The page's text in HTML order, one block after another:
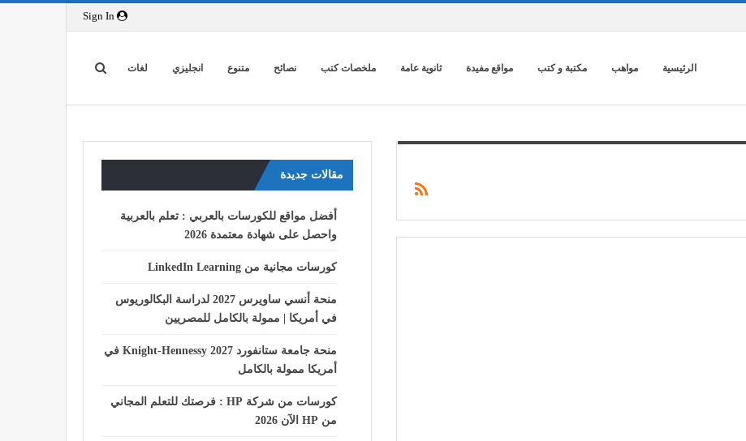
الرئيسية مواهب مكتبة و كتب مواقع مفيدة ثانوية عامة ملخصات كتب نصائح متنوع انجليزي لغات
مقالات جديدة
أفضل مواقع للكورسات بالعربي : تعلم بالعربية
واحصل على شهادة معتمدة 2026
كورسات مجانية من LinkedIn Learning
منحة أنسي ساويرس 2027 لدراسة البكالوريوس
في أمريكا | ممولة بالكامل للمصريين
منحة جامعة ستانفورد Knight-Hennessy 2027 في
أمريكا ممولة بالكامل
كورسات من شركة HP : فرصتك للتعلم المجاني
من HP الآن 2026